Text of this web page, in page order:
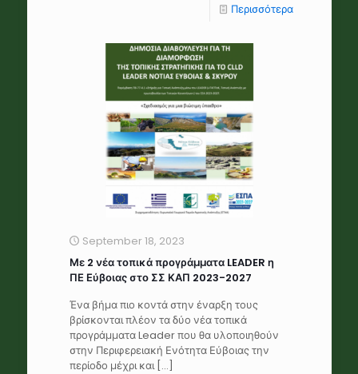
Περισσότερα
September 18, 2023
Με 2 νέα τοπικά προγράμματα LEADER η
ΠΕ Εύβοιας στο ΣΣ ΚΑΠ 2023-2027
Ένα βήμα πιο κοντά στην έναρξη τους
βρίσκονται πλέον τα δύο νέα τοπικά
προγράμματα Leader που θα υλοποιηθούν
στην Περιφερειακή Ενότητα Εύβοιας την
περίοδο μέχρι και[…]